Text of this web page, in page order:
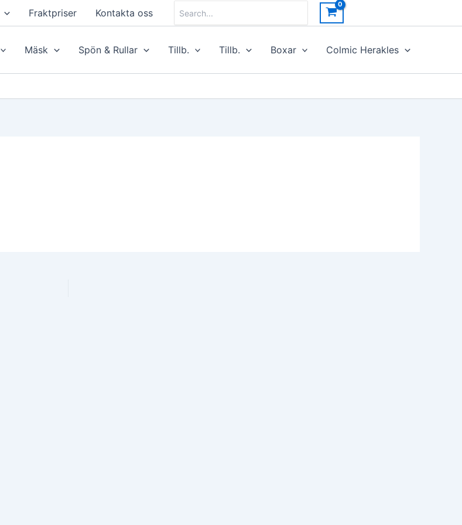
Fraktpriser Kontakta oss
for:
Mäsk Spön & Rullar Tillb. Tillb. Boxar Colmic Herakles